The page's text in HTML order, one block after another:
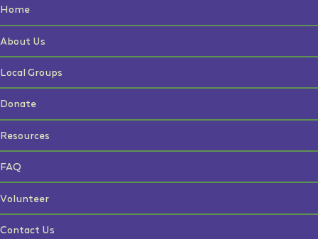
Home
About Us
Local Groups
Donate
Resources
FAQ
Volunteer
Contact Us